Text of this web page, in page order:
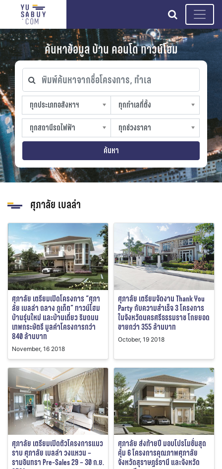
search
ค้นหาข้อมูล บ้าน คอนโด ทาวน์โฮม
พิมพ์ค้นหาจากชื่อโครงการ, ทำเล
ทุกประเภทอสังหาฯ
ทุกประเภทอสังหาฯ
sproperty
ทุกทำเลที่ตั้ง
ทุกทำเลที่ตั้ง
slocation
ทุกสถานีรถไฟฟ้า
ทุกสถานีรถไฟฟ้า
strain-station
ทุกช่วงราคา
ทุกช่วงราคา
sprice
ค้นหา
ศุภาลัย เบลล่า
ศุภาลัย เตรียมเปิดโครงการ “ศุภา
ลัย เบลล่า ถลาง ภูเก็ต” ทาวน์โฮม
บ้านรุ่นใหม่ และบ้านเดี่ยว ริมถนน
เทพกระษัตรี มูลค่าโครงการกว่า
840 ล้านบาท
November, 16 2018
ศุภาลัย เตรียมจัดงาน Thank You
Party กับความสำเร็จ 3 โครงการ
ในจังหวัดนครศรีธรรมราช โกยยอด
ขายกว่า 355 ล้านบาท
October, 19 2018
ศุภาลัย เตรียมเปิดตัวโครงการแนว
ราบ ศุภาลัย เบลล่า วงแหวน –
รามอินทรา Pre-Sales 29 – 30 ก.ย.
ศุภาลัย ส่งท้ายปี มอบโปรโมชั่นสุด
คุ้ม 6 โครงการคุณภาพศุภาลัย
จังหวัดสุราษฎร์ธานี และจังหวัด